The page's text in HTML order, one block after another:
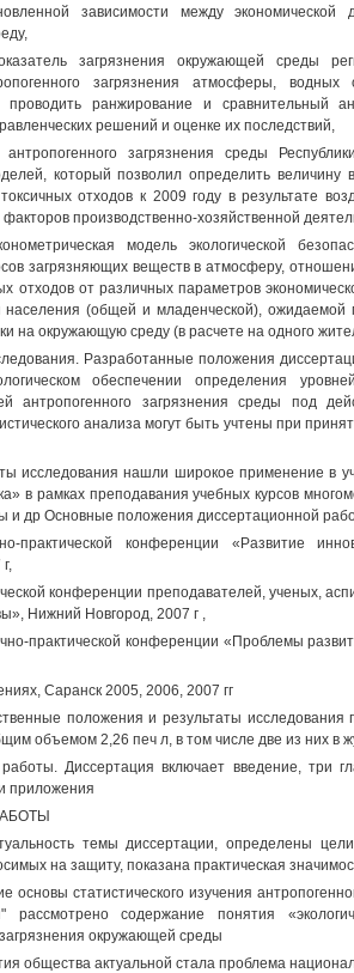
зависимости между экономической
загрязнения окружающей среды
загрязнения атмосферы,
проводить ранжирование и сравнительный
решений и оценке их последствий,
загрязнения среды
который позволил определить
отходов к 2009 году в результате
производственно-хозяйственной
модель экологической
загрязняющих веществ в атмосферу,
отходов от различных параметров
населения (общей и младенческой), ожидаемой
на окружающую среду (в расчете на одного
Разработанные положения
обеспечении определения
антропогенного загрязнения среды под
анализа могут быть учтены при
исследования нашли широкое применение в
в рамках преподавания учебных курсов
и др Основные положения диссертационной
практической конференции «Развитие
конференции преподавателей, ученых,
Нижний Новгород, 2007 г ,
практической конференции «Проблемы
Саранск 2005, 2006, 2007 гг
положения и результаты исследования
объемом 2,26 печ л, в том числе две из них в
Диссертация включает введение, три
приложения
темы диссертации, определены
на защиту, показана практическая
основы статистического изучения
рассмотрено содержание понятия
окружающей среды
общества актуальной стала проблема